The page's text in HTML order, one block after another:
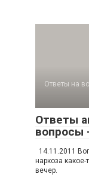
Ответы на
Ответы
вопросы
14.11.2011
наркоза
вечер.